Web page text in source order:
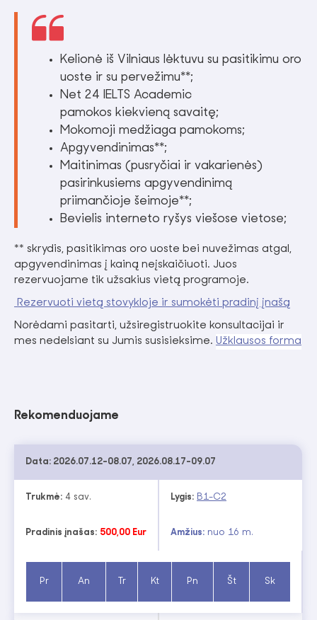
Kelionė iš Vilniaus lėktuvu su pasitikimu oro
uoste ir su pervežimu**;
Net 24 IELTS Academic
pamokos kiekvieną savaitę;
Mokomoji medžiaga pamokoms;
Apgyvendinimas**;
Maitinimas (pusryčiai ir vakarienės)
pasirinkusiems apgyvendinimą
priimančioje šeimoje**;
Bevielis interneto ryšys viešose vietose;
** skrydis, pasitikimas oro uoste bei nuvežimas atgal,
apgyvendinimas į kainą neįskaičiuoti. Juos
rezervuojame tik užsakius vietą programoje.
Rezervuoti vietą stovykloje ir sumokėti pradinį įnašą
Norėdami pasitarti, užsiregistruokite konsultacijai ir
mes nedelsiant su Jumis susisieksime. Užklausos forma
Rekomenduojame
Data: 2026.07.12-08.07, 2026.08.17-09.07
Trukmė: 4 sav. Lygis: B1-C2
Pradinis įnašas: 500,00 Eur Amžius: nuo 16 m.
Pr An Tr Kt Pn Št Sk